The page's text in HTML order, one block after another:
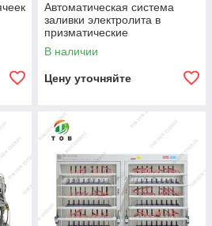
Автоматическая система
заливки электролита в
призматические
аккумуляторы для пилотной
линии
В наличии
Цену уточняйте